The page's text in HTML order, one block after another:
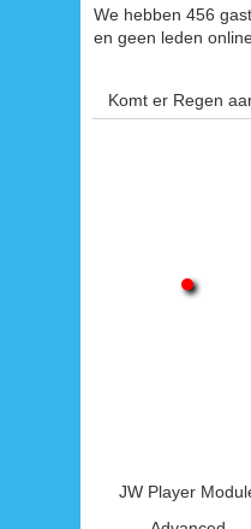
We hebben 456
en geen leden
Komt er Regen
JW Player